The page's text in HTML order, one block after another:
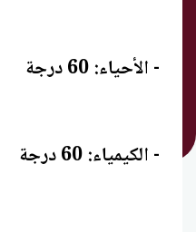
- الأحياء: 60 درجة
- الكيمياء: 60 درجة